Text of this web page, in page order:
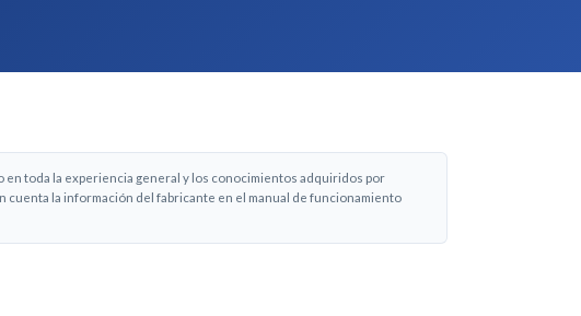
en toda la experiencia general y los conocimientos adquiridos por
cuenta la información del fabricante en el manual de funcionamiento